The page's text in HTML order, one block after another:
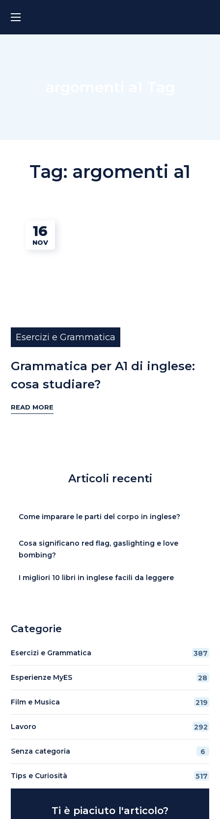
Tag: argomenti a1
16
NOV
Esercizi e Grammatica
Grammatica per A1 di inglese:
cosa studiare?
READ MORE
Articoli recenti
Come imparare le parti del corpo in inglese?
Cosa significano red flag, gaslighting e love
bombing?
I migliori 10 libri in inglese facili da leggere
Categorie
Esercizi e Grammatica 387
Esperienze MyES 28
Film e Musica 219
Lavoro 292
Senza categoria 6
Tips e Curiosità 517
Ti è piaciuto l'articolo?